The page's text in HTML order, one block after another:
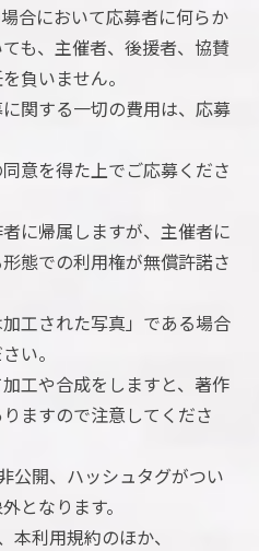
合において応募者に何らか
も、主催者、後援者、協賛
負いません。
関する一切の費用は、応募
意を得た上でご応募くださ
に帰属しますが、主催者に
態での利用権が無償許諾さ
工された写真」である場合
い。
工や合成をしますと、著作
ますので注意してくださ
開、ハッシュタグがつい
となります。
利用規約のほか、